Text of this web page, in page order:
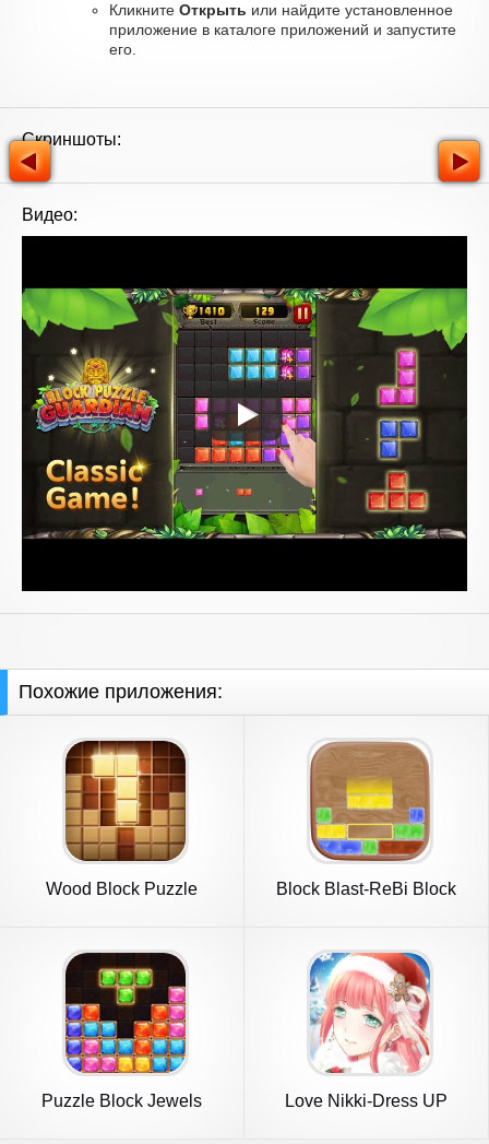
Кликните Открыть или найдите установленное
приложение в каталоге приложений и запустите
его.
Скриншоты:
Видео:
Похожие приложения:
Wood Block Puzzle
Block Blast-ReBi Block
Puzzle Block Jewels
Love Nikki-Dress UP